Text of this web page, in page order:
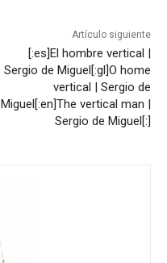
Artículo siguiente
[:es]El hombre vertical |
Sergio de Miguel[:gl]O home
vertical | Sergio de
Miguel[:en]The vertical man |
Sergio de Miguel[:]